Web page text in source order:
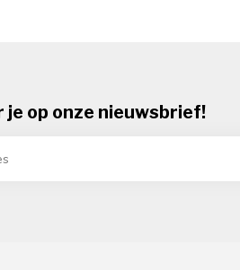
je op onze nieuwsbrief!